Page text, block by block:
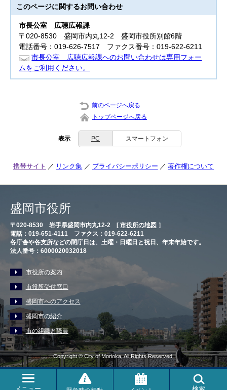
このページに関するお問い合わせ
市長公室 広聴広報課
〒020-8530 盛岡市内丸12-2 盛岡市役所別館6階
電話番号：019-626-7517 ファクス番号：019-622-6211
市長公室 広聴広報課へのお問い合わせは専用フォー
ムをご利用ください。
前のページへ戻る
トップページへ戻る
表示 PC スマートフォン
携帯サイト リンク集 プライバシーポリシー 著作権について
盛岡市役所
〒020-8530 岩手県盛岡市内丸12-2 [ 市役所の地図 ］
電話：019-651-4111 ファクス：019-622-6211
各庁舎や各支所などの閉庁日は、土曜・日曜日と祝日、年末年始です。
法人番号：6000020032018
市役所の案内
市役所受付窓口
盛岡市へのアクセス
盛岡市の紹介
市の組織と職員
Copyright © City of Morioka, All Rights Reserved.